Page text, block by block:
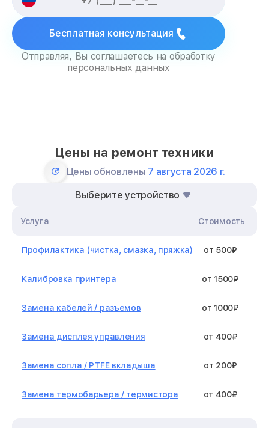
Бесплатная консультация
Отправляя, Вы соглашаетесь на обработку
персональных данных
Цены на ремонт техники
Цены обновлены 7 августа 2026 г.
Выберите устройство
Услуга Стоимость
Профилактика (чистка, смазка, пряжка) от 500₽
Калибровка принтера от 1500₽
Замена кабелей / разъемов от 1000₽
Замена дисплея управления от 400₽
Замена сопла / PTFE вкладыша от 200₽
Замена термобарьера / термистора от 400₽